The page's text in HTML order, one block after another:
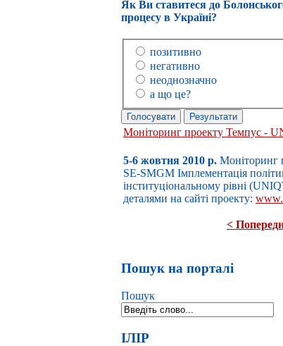
Як Ви ставитеся до
процесу в Україні?
позитивно
негативно
неоднозначно
а що це?
Моніторинг проекту Темпус -
5-6 жовтня 2010 р. Моніторинг
SE-SMGМ Імплементація
інституціональному рівні
деталями на сайті проекту:
<
Пошук на порталі
Пошук
ІЛІР